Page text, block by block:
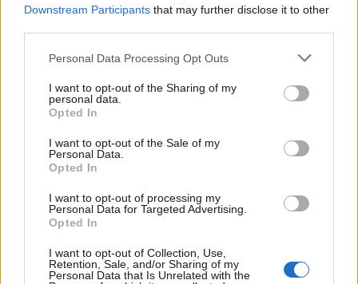
Downstream Participants that may further disclose it to other
Please note that this website/app uses one or more Google
not limited to your visit or usage behaviour. You may click to
grant or deny consent to Google and its third-party tags to
use your data for below specified purposes in below Google
consent section.
Personal Data Processing Opt Outs
I want to opt-out of the Sharing of my
personal data.
Opted In
I want to opt-out of the Sale of my
Personal Data.
Opted In
I want to opt-out of processing my
Personal Data for Targeted Advertising.
Opted In
I want to opt-out of Collection, Use,
Retention, Sale, and/or Sharing of my
Personal Data that Is Unrelated with the
Τράπεζες: Στα 55,5 εκατ. ευρώ ο λογαριασμός
από τα δάνεια του ν. Κατσέλη
Νέο Χωροταξικό Τουρισμού: Οι νέες «κόκκινες
γραμμές» για το περιβάλλον και τι αλλάζει σε